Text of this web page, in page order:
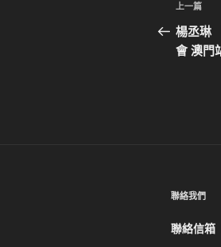
章
導
上
一
篇
上一篇
楊丞琳
會 澳門
聯絡我們
聯絡信箱